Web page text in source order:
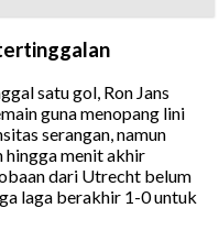
satu gol, Ron Jans
guna menopang lini
serangan, namun
hingga menit akhir
dari Utrecht belum
laga berakhir 1-0 untuk